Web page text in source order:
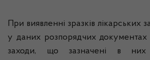
При виявленні зразків лікарських
у даних розпорядчих документах
заходи, що зазначені в них